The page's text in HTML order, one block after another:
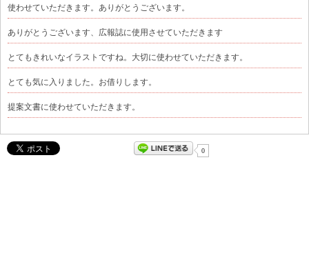
使わせていただきます。ありがとうございます。
ありがとうございます、広報誌に使用させていただきます
とてもきれいなイラストですね。大切に使わせていただきます。
とても気に入りました。お借りします。
提案文書に使わせていただきます。
0